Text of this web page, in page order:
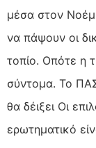
μέσα στον
να πάψουν οι
τοπίο. Οπότε η
σύντομα. Το
θα δέιξει Οι
ερωτηματικό